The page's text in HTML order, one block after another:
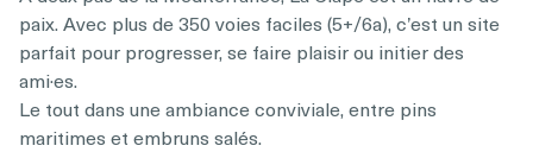
paix. Avec plus de 350 voies faciles (5+/6a), c’est un site
parfait pour progresser, se faire plaisir ou initier des
ami·es.
Le tout dans une ambiance conviviale, entre pins
maritimes et embruns salés.